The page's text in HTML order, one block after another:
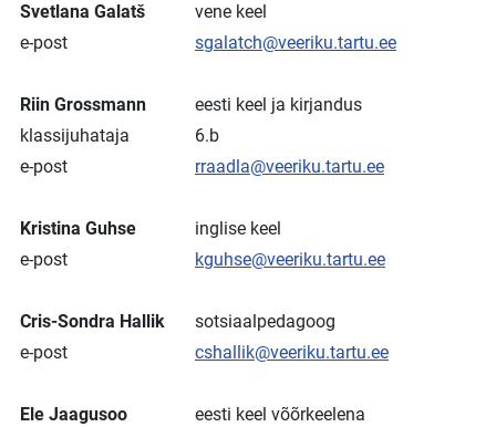
Svetlana Galatš
vene keel
e-post
sgalatch@veeriku.tartu.ee
Riin Grossmann
eesti keel ja kirjandus
klassijuhataja
6.b
e-post
rraadla@veeriku.tartu.ee
Kristina Guhse
inglise keel
e-post
kguhse@veeriku.tartu.ee
Cris-Sondra Hallik
sotsiaalpedagoog
e-post
cshallik@veeriku.tartu.ee
Ele Jaagusoo
eesti keel võõrkeelena